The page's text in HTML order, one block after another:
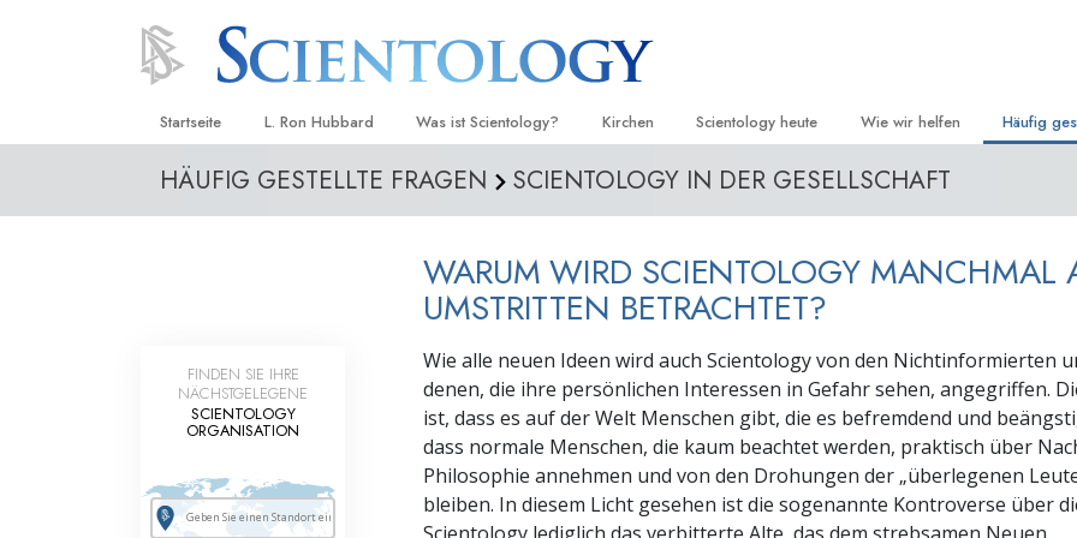
Startseite L. Ron Hubbard Was ist Scientology?
Anschauungen und Praxis
Was Scientologen über Scientology
sagen
Lernen Sie einen Scientologen kennen
Innerhalb einer Scientology Kirche
Die Grundprinzipien der Scientology
Eine Einführung in die Dianetik
Kirchen
Finden Sie eine Kirche
Fortgeschrittene Organisationen
Flag Land Base
Freewinds
Scientology für die Welt
Scientology heute
Einweihungen
David Miscavige – Kirchliches
Oberhaupt von Scientology
Wie wir helfen
Der Weg zum Glücklichsein
Criminon
Fakten über Drogen
United for Human Rights
Menschenrechte)
Citizens Commission on
Häufig
HÄUFIG GESTELLTE FRAGEN SCIENTOLOGY IN DER GESELLSCHAFT
WARUM WIRD SCIENTOLOGY MANCHMAL
UMSTRITTEN BETRACHTET?
Wie alle neuen Ideen wird auch Scientology von den Nichtinformierten
denen, die ihre persönlichen Interessen in Gefahr sehen, angegriffen.
ist, dass es auf der Welt Menschen gibt, die es befremdend und
dass normale Menschen, die kaum beachtet werden, praktisch über
Philosophie annehmen und von den Drohungen der „überlegenen
bleiben. In diesem Licht gesehen ist die sogenannte Kontroverse über
FINDEN SIE IHRE
NÄCHSTGELEGENE
SCIENTOLOGY
ORGANISATION